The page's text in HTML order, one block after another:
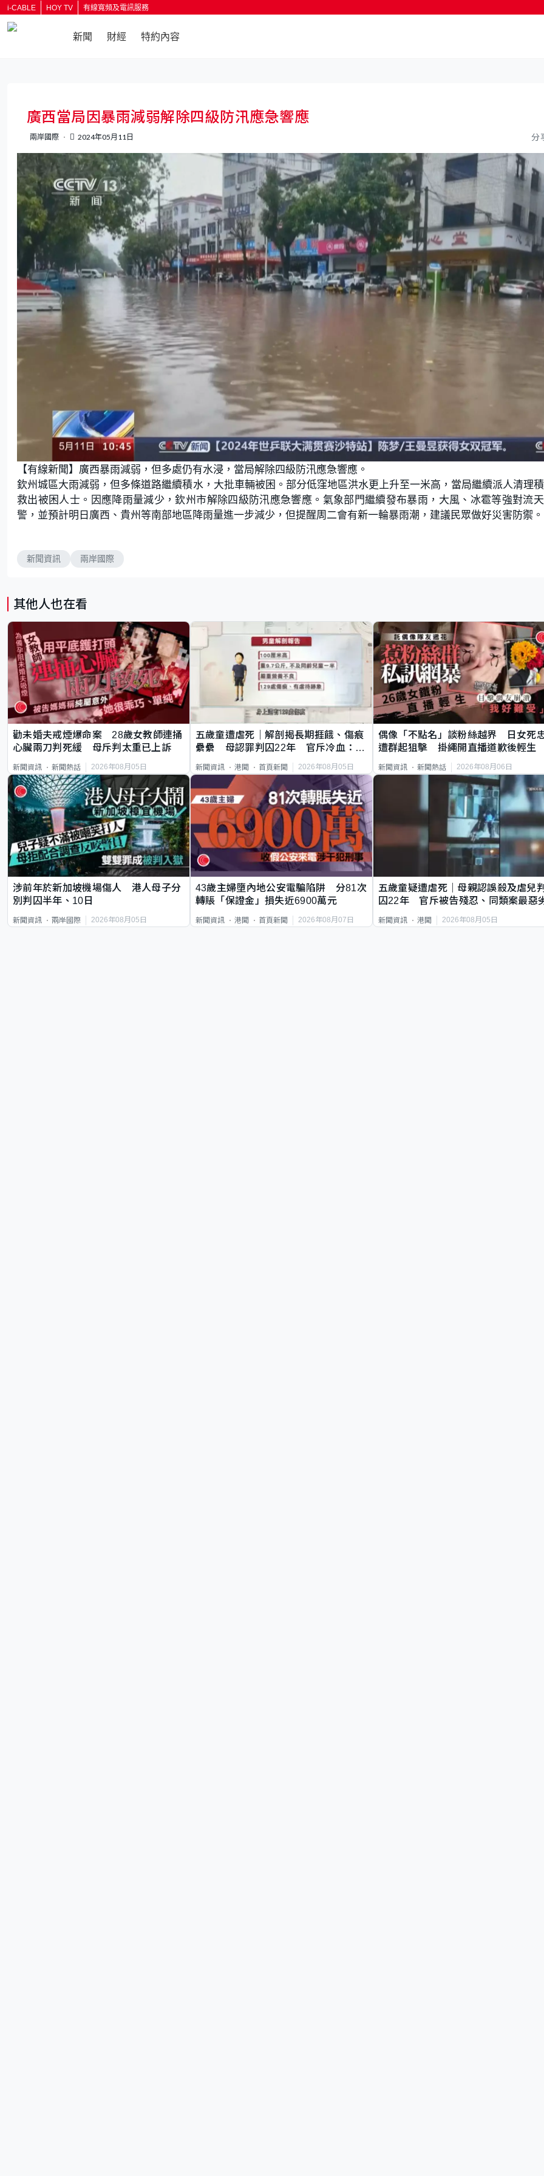
i-CABLE HOY TV 有線寬頻及電訊服務
新聞 財經 特約內容
廣西當局因暴雨減弱解除四級防汛應急響應
兩岸國際 2024年05月11日 分
【有線新聞】廣西暴雨減弱，但多處仍有水浸，當局解除四級防汛應急響應。
欽州城區大雨減弱，但多條道路繼續積水，大批車輛被困。部分低窪地區洪水更上升至一米高，當局繼續派人清理
救出被困人士。因應降雨量減少，欽州市解除四級防汛應急響應。氣象部門繼續發布暴雨，大風、冰雹等強對流
警，並預計明日廣西、貴州等南部地區降雨量進一步減少，但提醒周二會有新一輪暴雨潮，建議民眾做好災害防禦。
新聞資訊 兩岸國際
其他人也在看
勸未婚夫戒煙爆命案 28歲女教師連捅
心臟兩刀判死緩 母斥判太重已上訴
新聞資訊 新聞熱話 2026年08月05日
五歲童遭虐死｜解剖揭長期捱餓、傷痕
纍纍 母認罪判囚22年 官斥冷血：同
新聞資訊 港聞 首頁新聞 2026年08月05日
偶像「不點名」談粉絲越界 日女死
遭群起狙擊 掛繩開直播道歉後輕生
新聞資訊 新聞熱話 2026年08月06日
涉前年於新加坡機場傷人 港人母子分
別判囚半年、10日
新聞資訊 兩岸國際 2026年08月05日
43歲主婦墮內地公安電騙陷阱 分81次
轉賬「保證金」損失近6900萬元
新聞資訊 港聞 首頁新聞 2026年08月07日
五歲童疑遭虐死｜母親認誤殺及虐兒
囚22年 官斥被告殘忍、同類案最惡
新聞資訊 港聞 2026年08月05日